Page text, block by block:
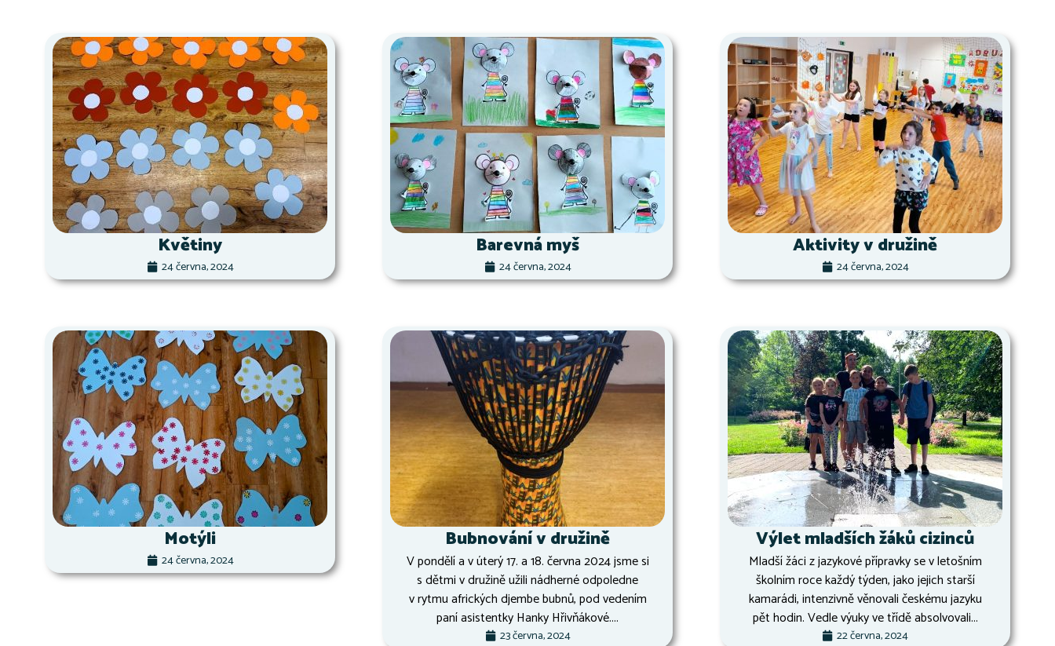
Květiny
24 června, 2024
Barevná myš
24 června, 2024
Aktivity v družině
24 června, 2024
Motýli
24 června, 2024
Bubnování v družině
V pondělí a v úterý 17. a 18. června 2024 jsme si
s dětmi v družině užili nádherné odpoledne
v rytmu afrických djembe bubnů, pod vedením
paní asistentky Hanky Hřivňákové....
23 června, 2024
Výlet mladších žáků cizinců
Mladší žáci z jazykové přípravky se v letošním
školním roce každý týden, jako jejich starší
kamarádi, intenzivně věnovali českému jazyku
pět hodin. Vedle výuky ve třídě absolvovali...
22 června, 2024